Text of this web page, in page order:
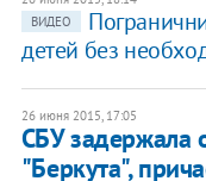
ВИДЕО
детей без
26 июня 2015, 17:05
СБУ задержала
"Беркута",